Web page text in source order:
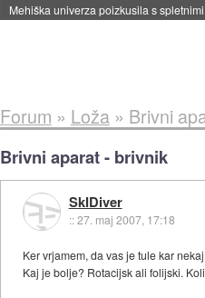
Evropska vesoljska agencija razvija
Forum » Loža» Brivni
Brivni aparat - brivnik
SkIDiver
::27. maj 2007, 17:18
Ker vrjamem, da vas je tule kar
Kaj je bolje? Rotacijsk ali folijski.